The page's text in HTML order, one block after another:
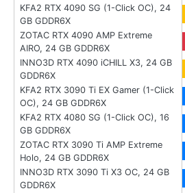
KFA2 RTX 4090 SG (1-Click OC), 24
GB GDDR6X
ZOTAC RTX 4090 AMP Extreme
AIRO, 24 GB GDDR6X
INNO3D RTX 4090 iCHILL X3, 24 GB
GDDR6X
KFA2 RTX 3090 Ti EX Gamer (1-Click
OC), 24 GB GDDR6X
KFA2 RTX 4080 SG (1-Click OC), 16
GB GDDR6X
ZOTAC RTX 3090 Ti AMP Extreme
Holo, 24 GB GDDR6X
INNO3D RTX 3090 Ti X3 OC, 24 GB
GDDR6X